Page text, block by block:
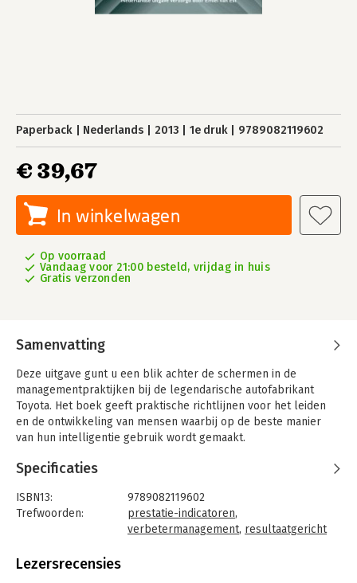
Paperback Nederlands 2013 1e druk 9789082119602
€ 39,67
In winkelwagen
Op voorraad
Vandaag voor 21:00 besteld, vrijdag in huis
Gratis verzonden
Samenvatting
Deze uitgave gunt u een blik achter de schermen in de
managementpraktijken bij de legendarische autofabrikant
Toyota. Het boek geeft praktische richtlijnen voor het leiden
en de ontwikkeling van mensen waarbij op de beste manier
van hun intelligentie gebruik wordt gemaakt.
Specificaties
ISBN13:
9789082119602
Trefwoorden:
prestatie-indicatoren,
verbetermanagement, resultaatgericht
Bindwijze:
Lezersrecensies